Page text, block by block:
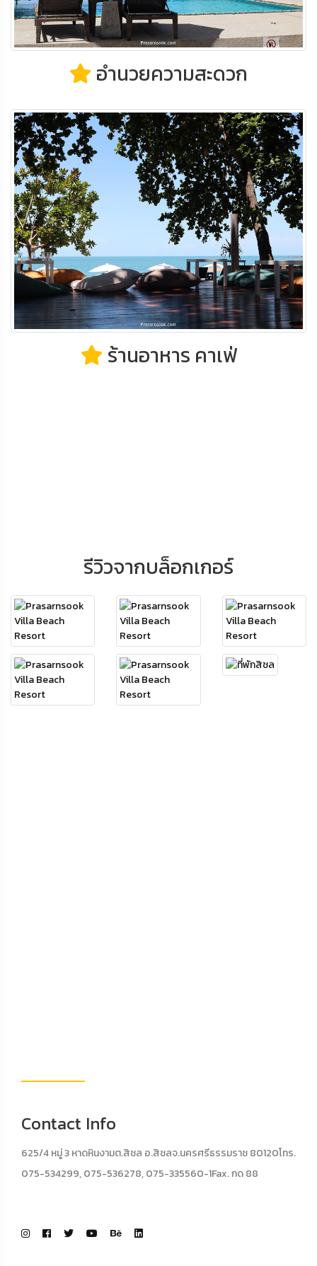
อำนวยความสะดวก
ร้านอาหาร คาเฟ่
รีวิวจากบล็อกเกอร์
Contact Info
625/4 หมู่ 3 หาดหินงามต.สิชล อ.สิชลจ.นครศรีธรรมราช 80120โทร.
075-534299, 075-536278, 075-335560-1Fax. กด 88